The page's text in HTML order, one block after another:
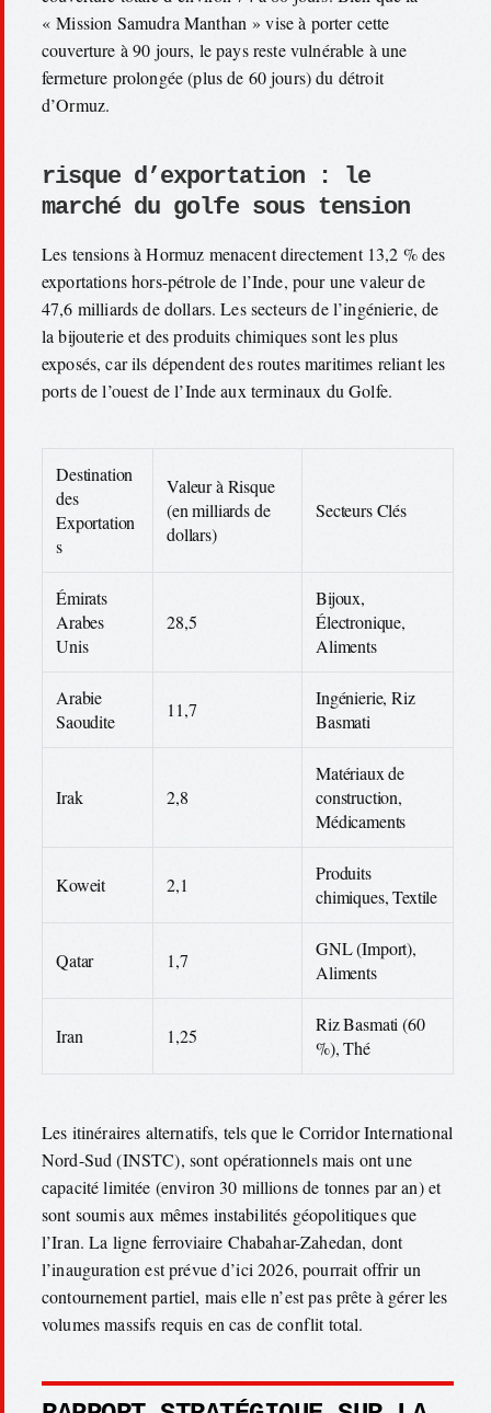
« Mission Samudra Manthan » vise à porter cette
couverture à 90 jours, le pays reste vulnérable à une
fermeture prolongée (plus de 60 jours) du détroit
d’Ormuz.
risque d’exportation : le
marché du golfe sous tension
Les tensions à Hormuz menacent directement 13,2 % des
exportations hors-pétrole de l’Inde, pour une valeur de
47,6 milliards de dollars. Les secteurs de l’ingénierie, de
la bijouterie et des produits chimiques sont les plus
exposés, car ils dépendent des routes maritimes reliant les
ports de l’ouest de l’Inde aux terminaux du Golfe.
Destination
des
Exportation
s
Valeur à Risque
(en milliards de
dollars)
Secteurs Clés
Émirats
Arabes
Unis
28,5
Bijoux,
Électronique,
Aliments
Arabie
Saoudite
11,7
Ingénierie, Riz
Basmati
Irak 2,8
Matériaux de
construction,
Médicaments
Koweit 2,1
Produits
chimiques, Textile
Qatar 1,7
GNL (Import),
Aliments
Iran 1,25
Riz Basmati (60
%), Thé
Les itinéraires alternatifs, tels que le Corridor International
Nord-Sud (INSTC), sont opérationnels mais ont une
capacité limitée (environ 30 millions de tonnes par an) et
sont soumis aux mêmes instabilités géopolitiques que
l’Iran. La ligne ferroviaire Chabahar-Zahedan, dont
l’inauguration est prévue d’ici 2026, pourrait offrir un
contournement partiel, mais elle n’est pas prête à gérer les
volumes massifs requis en cas de conflit total.